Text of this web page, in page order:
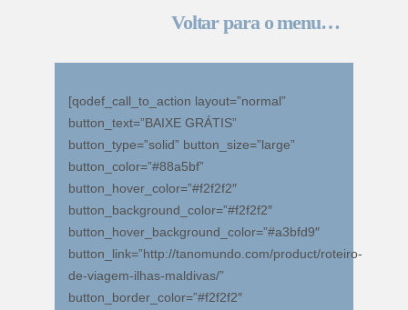
Voltar para o menu…
[qodef_call_to_action layout=”normal”
button_text=”BAIXE GRÁTIS”
button_type=”solid” button_size=”large”
button_color=”#88a5bf”
button_hover_color=”#f2f2f2″
button_background_color=”#f2f2f2″
button_hover_background_color=”#a3bfd9″
button_link=”http://tanomundo.com/product/roteiro-
de-viagem-ilhas-maldivas/”
button_border_color=”#f2f2f2″